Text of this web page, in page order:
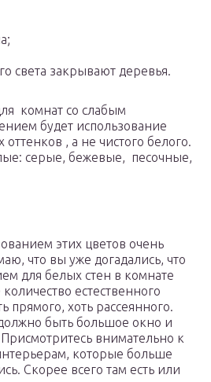
света закрывают деревья.
комнат со слабым
будет использование
, а не чистого белого.
серые, бежевые, песочные,
этих цветов очень
что вы уже догадались, что
для белых стен в комнате
количество естественного
прямого, хоть рассеянного.
быть большое окно и
внимательно к
которые больше
Скорее всего там есть или